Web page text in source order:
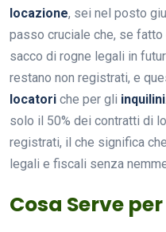
locazione, sei nel posto
passo cruciale che, se
sacco di rogne legali in
restano non registrati, e
locatori che per gli inquilini
solo il 50% dei contratti di
registrati, il che significa
legali e fiscali senza
Cosa Serve